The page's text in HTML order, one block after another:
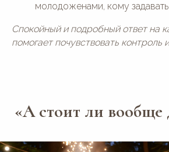
молодоженами, кому
Спокойный и подробный ответ на
помогает почувствовать контроль
«А стоит ли вообще